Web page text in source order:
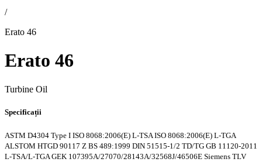
/
Erato 46
Erato 46
Turbine Oil
Specificații
ASTM D4304 Type I ISO 8068:2006(E) L-TSAISO 8068:2006(E) L-TGA
ALSTOM HTGD 90117 Z BS 489:1999 DIN 51515-1/2 TD/TG GB 11120-2011
L-TSA/L-TGAGEK 107395A/27070/28143A/32568J/46506E Siemens TLV